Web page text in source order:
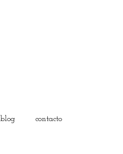
blog contacto